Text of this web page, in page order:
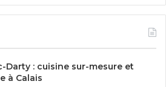
Darty : cuisine sur-mesure et
à Calais